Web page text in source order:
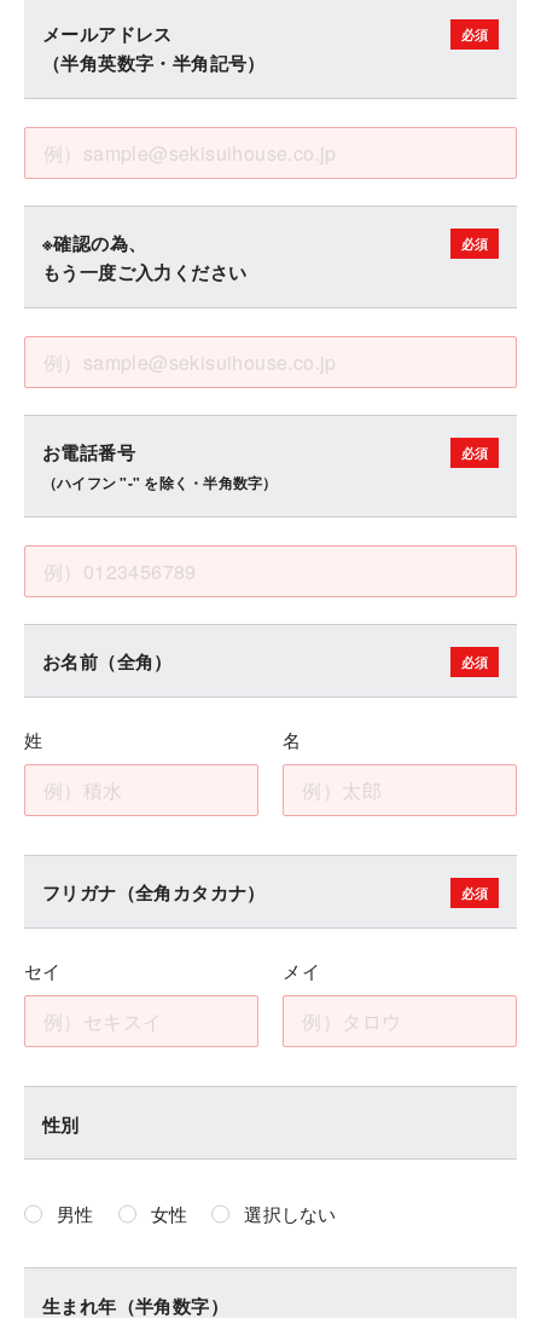
メールアドレス
（半角英数字・半角記号）
※確認の為、
もう一度ご入力ください
お電話番号
（ハイフン "-" を除く・半角数字）
お名前（全角）
姓 名
フリガナ（全角カタカナ）
セイ メイ
性別
男性 女性 選択しない
生まれ年（半角数字）